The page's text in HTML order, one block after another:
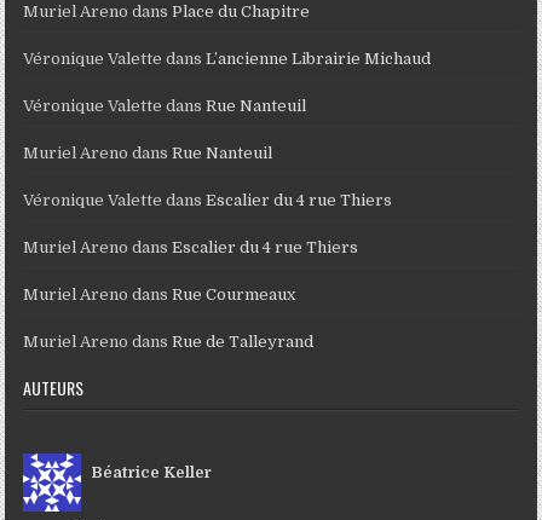
Muriel Areno dansPlace du Chapitre
Véronique Valette dansL’ancienne Librairie Michaud
Véronique Valette dansRue Nanteuil
Muriel Areno dansRue Nanteuil
Véronique Valette dansEscalier du 4 rue Thiers
Muriel Areno dansEscalier du 4 rue Thiers
Muriel Areno dansRue Courmeaux
Muriel Areno dansRue de Talleyrand
AUTEURS
Béatrice Keller